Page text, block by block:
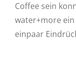
Coffee sein
water+more
einpaar